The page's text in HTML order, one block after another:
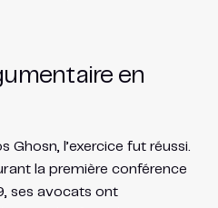
en
Ghosn, l’exercice fut réussi.
la première conférence
ses avocats ont